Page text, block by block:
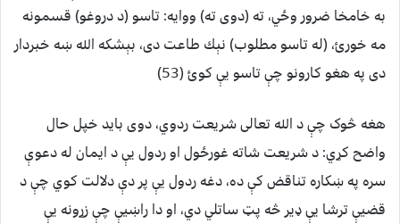
به خامخا ضرور وځي، ته (دوى ته) ووایه: تاسو (د دروغو) قسمونه
مه خورئ، (له تاسو مطلوب) نېك طاعت دى، بېشكه الله ښه خبردار
دى په هغو كارونو چې تاسو يې كوئ (53)
هغه څوک چې د الله تعالی شريعت ردوي، دوی بايد خپل حال
واضح کړي: د شريعت شاته غورځول او ردول يې د ايمان له دعوې
سره په ښکاره تناقض کې ده، دغه ردول يې پر دې دلالت کوي چې د
قضيې ترشا يې ډير څه پټ ساتلي دي، او دا راښيې چې زړونه يې